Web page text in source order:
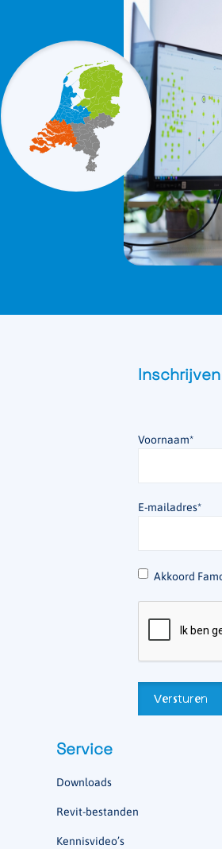
Voornaam*
E-mailadres*
* Akkoord
Service
Downloads
Revit-bestanden
Kennisvideo’s